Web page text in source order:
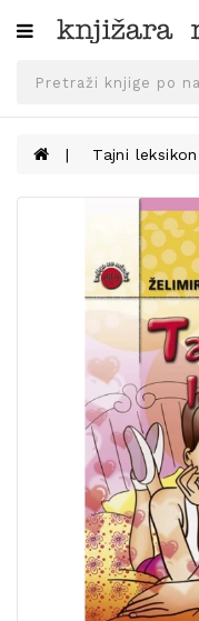
Kategorije
SVEUČILIŠNA
UDŽBENICI
KNJIGE
UDŽBENIKE!
KONTAKT
POSEBNA
PONUDA
Tajni leksikon